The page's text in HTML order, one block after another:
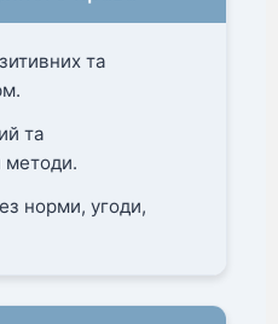
та
та
методи.
норми, угоди,